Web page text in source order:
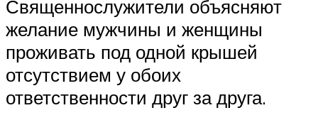
Священнослужители объясняют
желание мужчины и женщины
проживать под одной крышей
отсутствием у обоих
ответственности друг за друга.